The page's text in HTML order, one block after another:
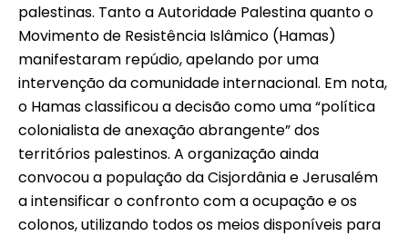
palestinas. Tanto a Autoridade Palestina quanto o
Movimento de Resistência Islâmico (Hamas)
manifestaram repúdio, apelando por uma
intervenção da comunidade internacional. Em nota,
o Hamas classificou a decisão como uma “política
colonialista de anexação abrangente” dos
territórios palestinos. A organização ainda
convocou a população da Cisjordânia e Jerusalém
a intensificar o confronto com a ocupação e os
colonos, utilizando todos os meios disponíveis para